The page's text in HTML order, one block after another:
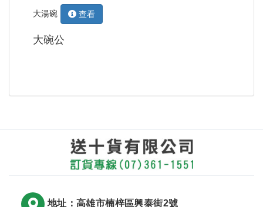
大湯碗 查看
大碗公
地址：高雄市楠梓區興泰街2號